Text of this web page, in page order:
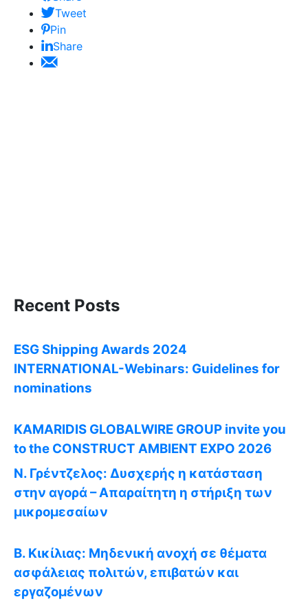
Tweet
Pin
Share
Recent Posts
ESG Shipping Awards 2024
INTERNATIONAL-Webinars: Guidelines for
nominations
KAMARIDIS GLOBALWIRE GROUP invite you
to the CONSTRUCT AMBIENT EXPO 2026
Ν. Γρέντζελος: Δυσχερής η κατάσταση
στην αγορά – Απαραίτητη η στήριξη των
μικρομεσαίων
Β. Κικίλιας: Μηδενική ανοχή σε θέματα
ασφάλειας πολιτών, επιβατών και
εργαζομένων